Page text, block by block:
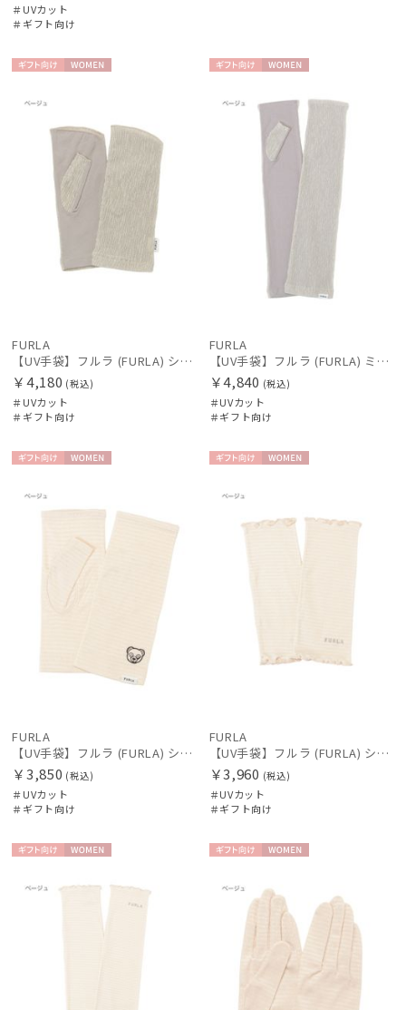
販売状況
入荷状況
＃UVカット
＃ギフト向け
向け
FURLA
【UV手袋】フルラ (FURLA) ショート ＵＶ手袋 FURLAロゴ 指無し
￥4,180 (税込)
＃UVカット
＃ギフト向け
向け
N
FURLA
【UV手袋】フルラ (FURLA) ミディアム ＵＶ手袋 FURLAロゴ 指無し
￥4,840 (税込)
＃UVカット
＃ギフト向け
向け
FURLA
【UV手袋】フルラ (FURLA) ショート ＵＶ手袋 ベア 指無し
￥3,850 (税込)
＃UVカット
＃ギフト向け
向け
FURLA
【UV手袋】フルラ (FURLA) ショート ＵＶ手袋 フリル 指無し
￥3,960 (税込)
＃UVカット
＃ギフト向け
向け
N
向け
N